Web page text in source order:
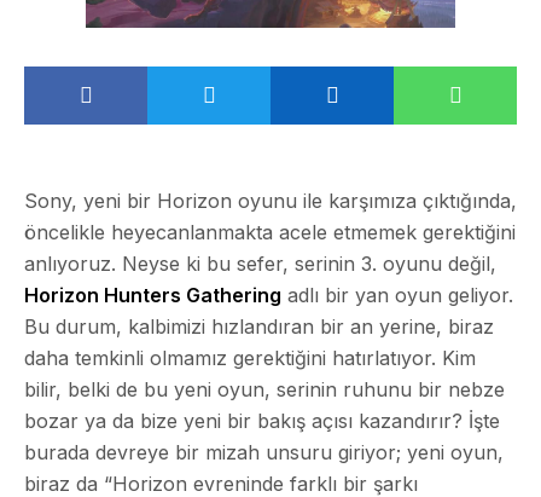
Sony, yeni bir Horizon oyunu ile karşımıza çıktığında,
öncelikle heyecanlanmakta acele etmemek gerektiğini
anlıyoruz. Neyse ki bu sefer, serinin 3. oyunu değil,
Horizon Hunters Gathering adlı bir yan oyun geliyor.
Bu durum, kalbimizi hızlandıran bir an yerine, biraz
daha temkinli olmamız gerektiğini hatırlatıyor. Kim
bilir, belki de bu yeni oyun, serinin ruhunu bir nebze
bozar ya da bize yeni bir bakış açısı kazandırır? İşte
burada devreye bir mizah unsuru giriyor; yeni oyun,
biraz da “Horizon evreninde farklı bir şarkı